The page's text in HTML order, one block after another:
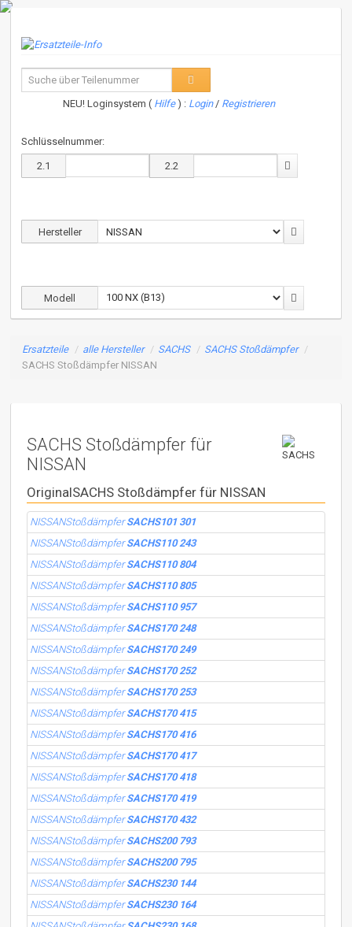
NEU! Loginsystem ( Hilfe) : Login/ Registrieren
Schlüsselnummer:
2.1 2.2
Hersteller
Modell
Ersatzteile / alle Hersteller / SACHS / SACHS Stoßdämpfer /
SACHS Stoßdämpfer NISSAN
SACHS Stoßdämpfer für
NISSAN
OriginalSACHS Stoßdämpfer für NISSAN
NISSANStoßdämpferSACHS101 301
NISSANStoßdämpferSACHS110 243
NISSANStoßdämpferSACHS110 804
NISSANStoßdämpferSACHS110 805
NISSANStoßdämpferSACHS110 957
NISSANStoßdämpferSACHS170 248
NISSANStoßdämpferSACHS170 249
NISSANStoßdämpferSACHS170 252
NISSANStoßdämpferSACHS170 253
NISSANStoßdämpferSACHS170 415
NISSANStoßdämpferSACHS170 416
NISSANStoßdämpferSACHS170 417
NISSANStoßdämpferSACHS170 418
NISSANStoßdämpferSACHS170 419
NISSANStoßdämpferSACHS170 432
NISSANStoßdämpferSACHS200 793
NISSANStoßdämpferSACHS200 795
NISSANStoßdämpferSACHS230 144
NISSANStoßdämpferSACHS230 164